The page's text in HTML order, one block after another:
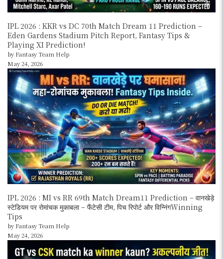
IPL 2026 : KKR vs DC 70th Match Dream 11 Prediction –
Eden Gardens Stadium Pitch Report, Fantasy Tips &
Playing XI Prediction!
by Fantasy Team Help
May 24, 2026
IPL 2026 : MI vs RR 69th Match Dream11 Prediction – वानखेड़े
स्टेडियम पर रोमांचक मुकाबला – फैंटेसी टीम, पिच रिपोर्ट और विन्निंगWinning
Tips
by Fantasy Team Help
May 24, 2026